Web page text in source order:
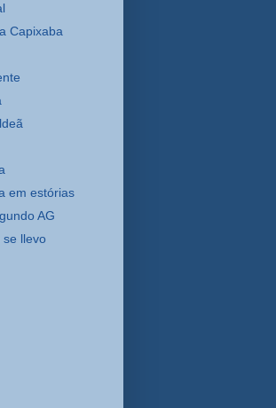
Capixaba
em estórias
AG
se llevo